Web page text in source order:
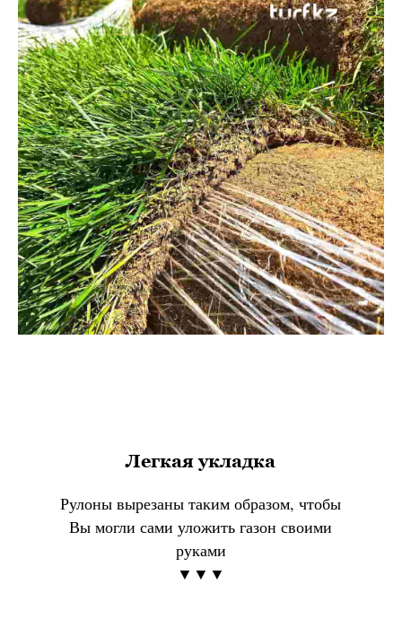
Легкая укладка
Рулоны вырезаны таким образом, чтобы
Вы могли сами уложить газон своими
руками
▼▼▼